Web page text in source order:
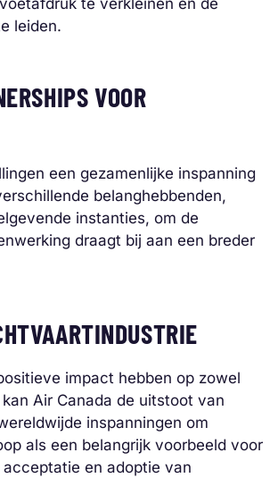
te verkleinen en de
leiden.
VOOR
een gezamenlijke inspanning
belanghebbenden,
instanties, om de
draagt bij aan een breder
impact hebben op zowel
Air Canada de uitstoot van
inspanningen om
als een belangrijk voorbeeld voor
en adoptie van